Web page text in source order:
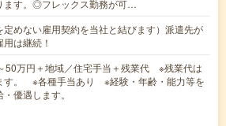
ます。◎フレックス勤務が可…
定めない雇用契約を当社と結びます）派遣先が
は継続！
50万円＋地域／住宅手当＋残業代 ※残業代は
す。 ※各種手当あり ※経験・年齢・能力等を
優遇します。